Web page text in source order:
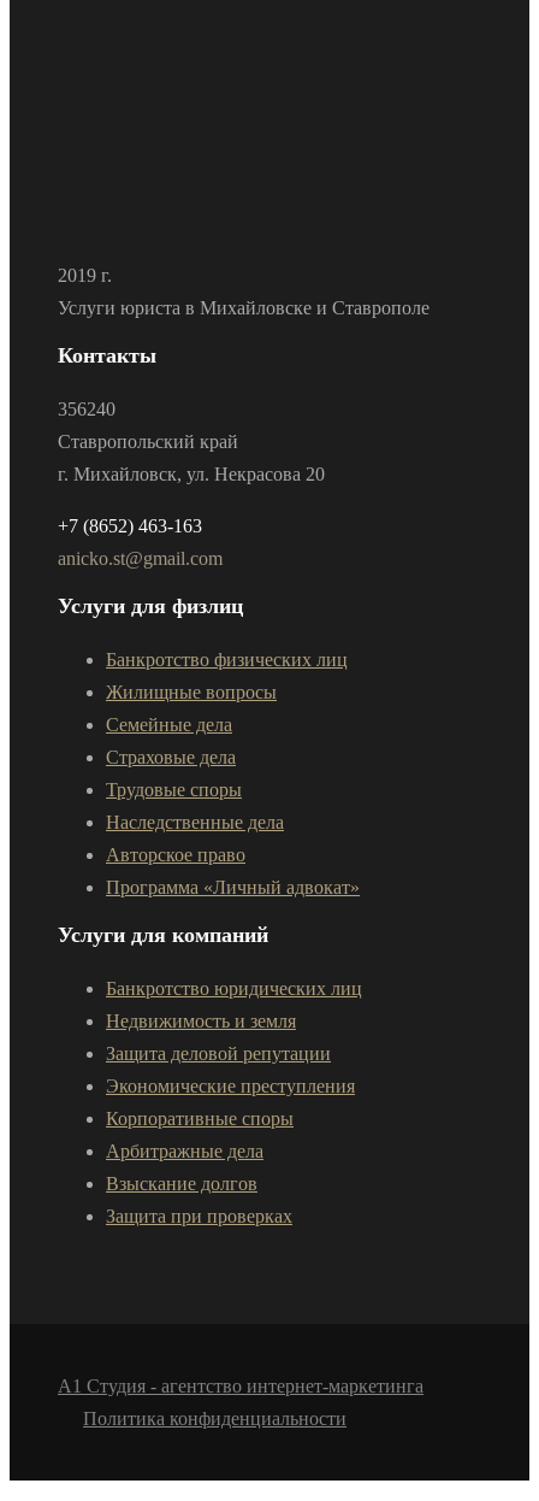
2019 г.
Услуги юриста в Михайловске и Ставрополе
Контакты
356240
Ставропольский край
г. Михайловск, ул. Некрасова 20
+7 (8652) 463-163
anicko.st@gmail.com
Услуги для физлиц
Банкротство физических лиц
Жилищные вопросы
Семейные дела
Страховые дела
Трудовые споры
Наследственные дела
Авторское право
Программа «Личный адвокат»
Услуги для компаний
Банкротство юридических лиц
Недвижимость и земля
Защита деловой репутации
Экономические преступления
Корпоративные споры
Арбитражные дела
Взыскание долгов
Защита при проверках
А1 Студия - агентство интернет-маркетинга
Политика конфиденциальности